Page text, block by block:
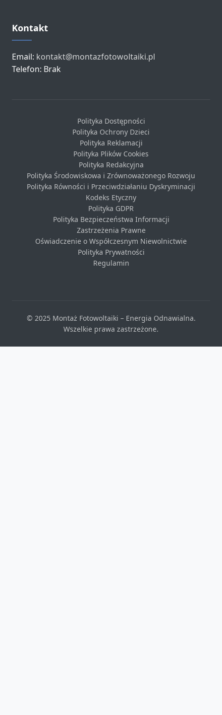
Kontakt
Email: kontakt@montazfotowoltaiki.pl
Telefon: Brak
Polityka Dostępności
Polityka Ochrony Dzieci
Polityka Reklamacji
Polityka Plików Cookies
Polityka Redakcyjna
Polityka Środowiskowa i Zrównoważonego Rozwoju
Polityka Równości i Przeciwdziałaniu Dyskryminacji
Kodeks Etyczny
Polityka GDPR
Polityka Bezpieczeństwa Informacji
Zastrzeżenia Prawne
Oświadczenie o Współczesnym Niewolnictwie
Polityka Prywatności
Regulamin
© 2025 Montaż Fotowoltaiki – Energia Odnawialna.
Wszelkie prawa zastrzeżone.